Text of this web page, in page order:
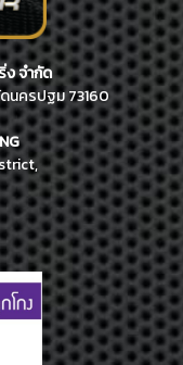
ง จำกัด
นครปฐม 73160